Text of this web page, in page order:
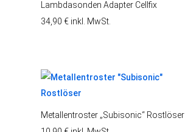
Lambdasonden Adapter Cellfix
34,90€ inkl. MwSt.
Metallentroster „Subisonic“ Rostlöser